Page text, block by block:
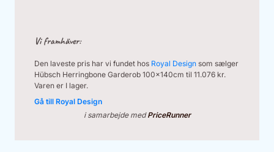
Vi framhäver:
Den laveste pris har vi fundet hos Royal Design som sælger
Hübsch Herringbone Garderob 100x140cm til 11.076 kr.
Varen er I lager.
Gå till Royal Design
i samarbejde medPriceRunner